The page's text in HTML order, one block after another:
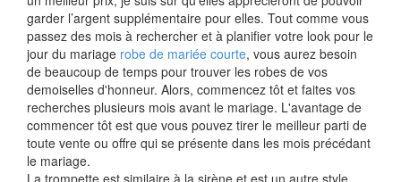
garder l’argent supplémentaire pour elles. Tout comme vous
passez des mois à rechercher et à planifier votre look pour le
jour du mariage robe de mariée courte, vous aurez besoin
de beaucoup de temps pour trouver les robes de vos
demoiselles d'honneur. Alors, commencez tôt et faites vos
recherches plusieurs mois avant le mariage. L'avantage de
commencer tôt est que vous pouvez tirer le meilleur parti de
toute vente ou offre qui se présente dans les mois précédant
le mariage.
La trompette est similaire à la sirène et est un autre style